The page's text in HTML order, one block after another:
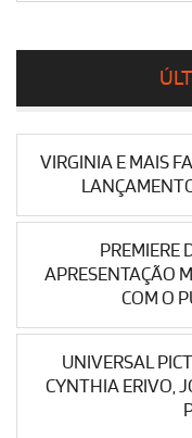
VIRGINIA E MAIS
PREMIERE
APRESENTAÇÃO
COM O
UNIVERSAL
CYNTHIA ERIVO,